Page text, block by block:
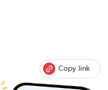
Copy link